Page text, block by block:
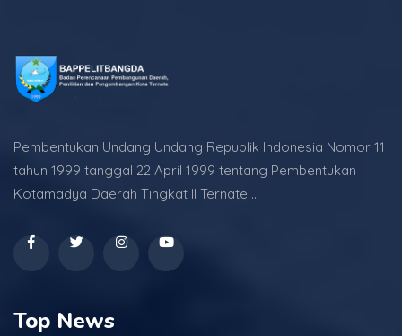
Pembentukan Undang Undang Republik Indonesia Nomor 11
tahun 1999 tanggal 22 April 1999 tentang Pembentukan
Kotamadya Daerah Tingkat II Ternate ...
Top News